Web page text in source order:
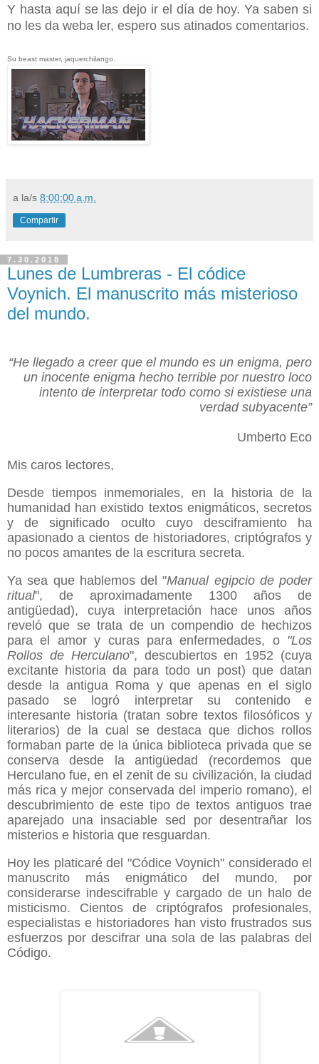
Y hasta aquí se las dejo ir el día de hoy. Ya saben si
no les da weba ler, espero sus atinados comentarios.
Su beast master, jaquerchilango.
a la/s 8:00:00 a.m.
Compartir
7.30.2018
Lunes de Lumbreras - El códice
Voynich. El manuscrito más misterioso
del mundo.
“He llegado a creer que el mundo es un enigma, pero
un inocente enigma hecho terrible por nuestro loco
intento de interpretar todo como si existiese una
verdad subyacente”
Umberto Eco
Mis caros lectores,
Desde tiempos inmemoriales, en la historia de la
humanidad han existido textos enigmáticos, secretos
y de significado oculto cuyo desciframiento ha
apasionado a cientos de historiadores, criptógrafos y
no pocos amantes de la escritura secreta.
Ya sea que hablemos del "Manual egipcio de poder
ritual", de aproximadamente 1300 años de
antigüedad), cuya interpretación hace unos años
reveló que se trata de un compendio de hechizos
para el amor y curas para enfermedades, o "Los
Rollos de Herculano", descubiertos en 1952 (cuya
excitante historia da para todo un post) que datan
desde la antigua Roma y que apenas en el siglo
pasado se logró interpretar su contenido e
interesante historia (tratan sobre textos filosóficos y
literarios) de la cual se destaca que dichos rollos
formaban parte de la única biblioteca privada que se
conserva desde la antigüedad (recordemos que
Herculano fue, en el zenit de su civilización, la ciudad
más rica y mejor conservada del imperio romano), el
descubrimiento de este tipo de textos antiguos trae
aparejado una insaciable sed por desentrañar los
misterios e historia que resguardan.
Hoy les platicaré del "Códice Voynich" considerado el
manuscrito más enigmático del mundo, por
considerarse indescifrable y cargado de un halo de
misticismo. Cientos de criptógrafos profesionales,
especialistas e historiadores han visto frustrados sus
esfuerzos por descifrar una sola de las palabras del
Código.